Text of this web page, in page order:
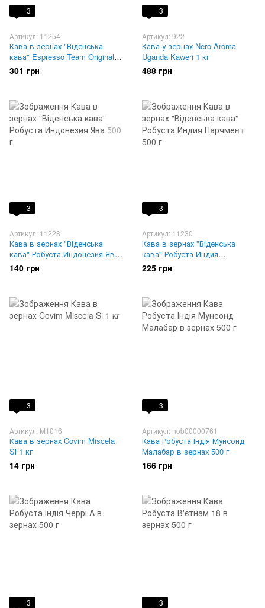
3
Артикул: 11254
Кава в зернах "Віденська
кава" Espresso Team Original 1
кг
301 грн
3
Артикул: 922
Кава у зернах Nero Aroma
Uganda Kaweri 1 кг
488 грн
3
Артикул: 11228
Кава в зернах "Віденська
кава" Робуста Индонезия Ява
500 г
140 грн
3
Артикул: 11230
Кава в зернах "Віденська
кава" Робуста Индия
Парчмент 500 г
225 грн
3
Артикул: M1016
Кава в зернах Covim Miscela
Si 1 кг
14 грн
3
Артикул: nob00000761
Кава Робуста Індія Мунсонд
Малабар в зернах 500 г
166 грн
3 3